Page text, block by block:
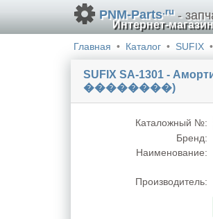
PNM-Parts.ru-
Интернет-
Главная Каталог SUFIX
SUFIX SA-1301 -
��������)
Каталожный №:
Бренд:
Наименование:
Производитель: